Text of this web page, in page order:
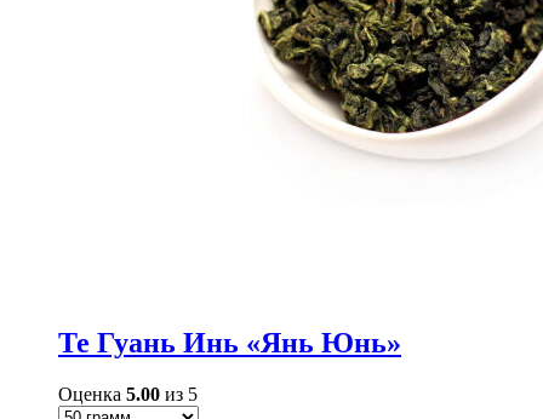
Те Гуань Инь «Янь Юнь»
Оценка 5.00 из 5